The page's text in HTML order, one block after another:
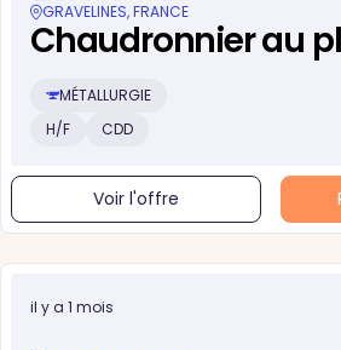
GRAVELINES, FRANCE
Chaudronnier au
MÉTALLURGIE
H/F
CDD
Voir l'offre
il y a 1 mois